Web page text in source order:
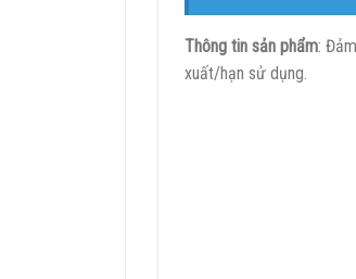
Thông tin sản phẩm:
xuất/hạn sử dụng.